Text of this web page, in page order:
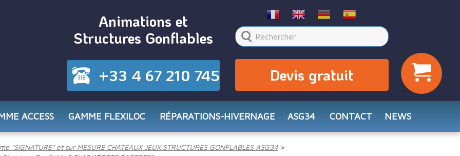
Animations et
Structures Gonflables
+33 4 67 210 745 Devis gratuit
ACCESS GAMME FLEXILOC RÉPARATIONS-HIVERNAGE ASG34 CONTACT NEWS
"SIGNATURE" et sur MESURE CHATEAUX JEUX STRUCTURES GONFLABLES ASG34